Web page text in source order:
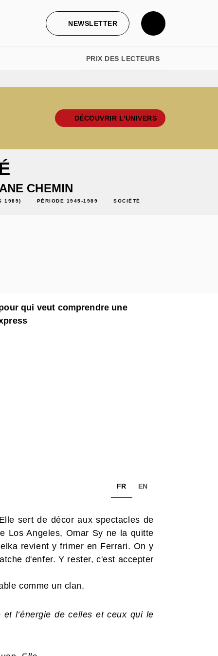
NEWSLETTER
PRIX DES LECTEURS
DÉCOUVRIR L'UNIVERS
CHEMIN
1989) PÉRIODE 1945-1989 SOCIÉTÉ
qui veut comprendre une
FR EN
sert de décor aux spectacles de
Los Angeles, Omar Sy ne la quitte
revient y frimer en Ferrari. On y
d'enfer. Y rester, c'est accepter
comme un clan.
l’énergie de celles et ceux qui le